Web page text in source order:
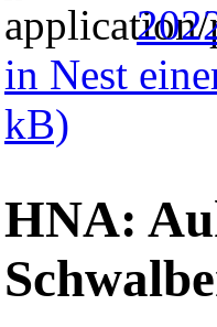
in Nest
kB)
HNA: